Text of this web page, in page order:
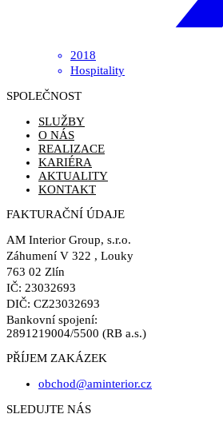
2018
Hospitality
SPOLEČNOST
SLUŽBY
O NÁS
REALIZACE
KARIÉRA
AKTUALITY
KONTAKT
FAKTURAČNÍ ÚDAJE
AM Interior Group, s.r.o.
Záhumení V 322 , Louky
763 02 Zlín
IČ: 23032693
DIČ: CZ23032693
Bankovní spojení:
2891219004/5500 (RB a.s.)
PŘÍJEM ZAKÁZEK
obchod@aminterior.cz
SLEDUJTE NÁS